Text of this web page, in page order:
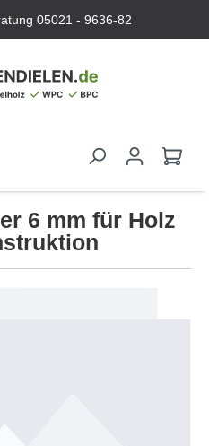
05021 - 9636-82
6 mm für Holz